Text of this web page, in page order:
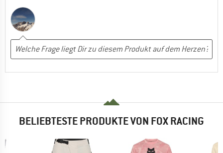
BELIEBTESTE PRODUKTE VON FOX RACING